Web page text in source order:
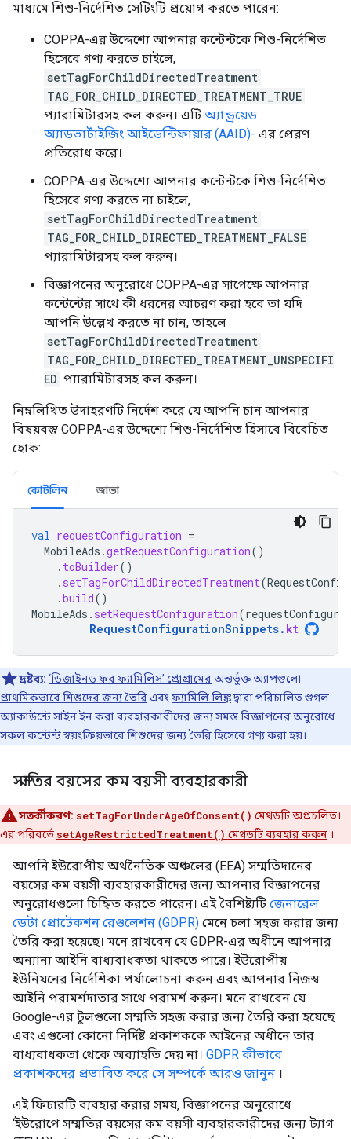
মাধ্যমে শিশু-নির্দেশিত সেটিংটি প্রয়োগ করতে পারেন:
COPPA-এর উদ্দেশ্যে আপনার কন্টেন্টকে শিশু-নির্দেশিত
হিসেবে গণ্য করতে চাইলে,
setTagForChildDirectedTreatment
TAG_FOR_CHILD_DIRECTED_TREATMENT_TRUE
প্যারামিটারসহ কল ​​করুন। এটি অ্যান্ড্রয়েড
অ্যাডভার্টাইজিং আইডেন্টিফায়ার (AAID)- এর প্রেরণ
প্রতিরোধ করে।
COPPA-এর উদ্দেশ্যে আপনার কন্টেন্টকে শিশু-নির্দেশিত
হিসেবে গণ্য করতে না চাইলে,
setTagForChildDirectedTreatment
TAG_FOR_CHILD_DIRECTED_TREATMENT_FALSE
প্যারামিটারসহ কল ​​করুন।
বিজ্ঞাপনের অনুরোধে COPPA-এর সাপেক্ষে আপনার
কন্টেন্টের সাথে কী ধরনের আচরণ করা হবে তা যদি
আপনি উল্লেখ করতে না চান, তাহলে
setTagForChildDirectedTreatment
TAG_FOR_CHILD_DIRECTED_TREATMENT_UNSPECIFI
ED প্যারামিটারসহ কল ​​করুন।
নিম্নলিখিত উদাহরণটি নির্দেশ করে যে আপনি চান আপনার
বিষয়বস্তু COPPA-এর উদ্দেশ্যে শিশু-নির্দেশিত হিসাবে বিবেচিত
হোক:
কোটলিন জাভা
val requestConfiguration =
MobileAds .getRequestConfiguration()
. toBuilder()
. setTagForChildDirectedTreatment(
.build()
MobileAds . setRequestConfiguration(
RequestConfigurationSnippets. kt
দ্রষ্টব্য: ‘ডিজাইনড ফর ফ্যামিলিস’ প্রোগ্রামেরঅন্তর্ভুক্ত অ্যাপগুলো
প্রাথমিকভাবে শিশুদের জন্য তৈরি এবং ফ্যামিলি লিঙ্কদ্বারা পরিচালিত গুগল
অ্যাকাউন্টে সাইন ইন করা ব্যবহারকারীদের জন্য সমস্ত বিজ্ঞাপনের অনুরোধে
সকল কন্টেন্ট স্বয়ংক্রিয়ভাবে শিশুদের জন্য তৈরি হিসেবে গণ্য করা হয়।
সম্মতির বয়সের কম বয়সী ব্যবহারকারী
সতর্কীকরণ: setTagForUnderAgeOfConsent() মেথডটি অপ্রচলিত।
এর পরিবর্তে setAgeRestrictedTreatment() মেথডটি ব্যবহার করুন ।
আপনি ইউরোপীয় অর্থনৈতিক অঞ্চলের (EEA) সম্মতিদানের
বয়সের কম বয়সী ব্যবহারকারীদের জন্য আপনার বিজ্ঞাপনের
অনুরোধগুলো চিহ্নিত করতে পারেন। এই বৈশিষ্ট্যটি জেনারেল
ডেটা প্রোটেকশন রেগুলেশন (GDPR) মেনে চলা সহজ করার জন্য
তৈরি করা হয়েছে। মনে রাখবেন যে GDPR-এর অধীনে আপনার
অন্যান্য আইনি বাধ্যবাধকতা থাকতে পারে। ইউরোপীয়
ইউনিয়নের নির্দেশিকা পর্যালোচনা করুন এবং আপনার নিজস্ব
আইনি পরামর্শদাতার সাথে পরামর্শ করুন। মনে রাখবেন যে
Google-এর টুলগুলো সম্মতি সহজ করার জন্য তৈরি করা হয়েছে
এবং এগুলো কোনো নির্দিষ্ট প্রকাশককে আইনের অধীনে তার
বাধ্যবাধকতা থেকে অব্যাহতি দেয় না। GDPR কীভাবে
প্রকাশকদের প্রভাবিত করে সে সম্পর্কে আরও জানুন ।
এই ফিচারটি ব্যবহার করার সময়, বিজ্ঞাপনের অনুরোধে
‘ইউরোপে সম্মতির বয়সের কম বয়সী ব্যবহারকারীদের জন্য ট্যাগ